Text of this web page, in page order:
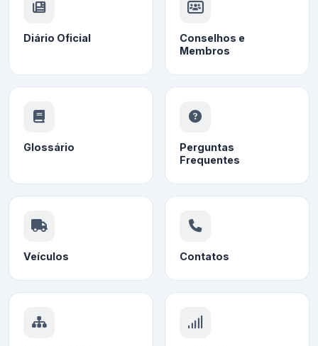
Diário Oficial
Conselhos e
Membros
Glossário
Perguntas
Frequentes
Veículos Contatos